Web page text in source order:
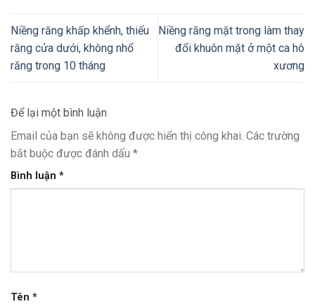
Niềng răng khấp khểnh, thiếu
răng cửa dưới, không nhổ
răng trong 10 tháng
Niềng răng mặt trong làm thay
đổi khuôn mặt ở một ca hô
xương
Để lại một bình luận
Email của bạn sẽ không được hiển thị công khai. Các trường
bắt buộc được đánh dấu *
Bình luận *
Tên *